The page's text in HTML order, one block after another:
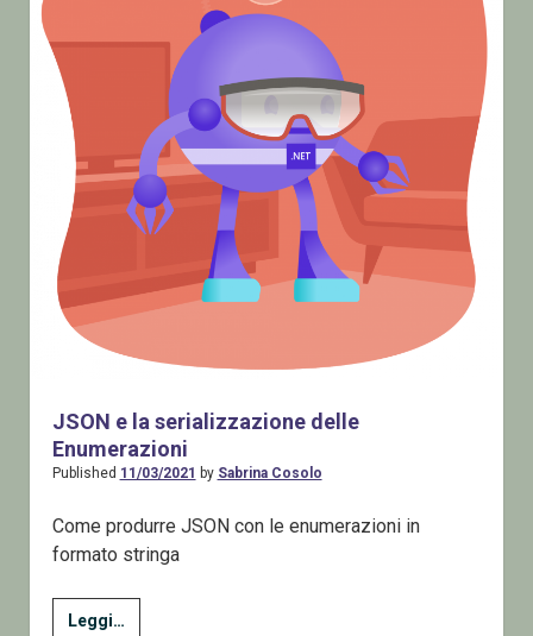
JSON e la serializzazione delle
Enumerazioni
Published 11/03/2021 by Sabrina Cosolo
Come produrre JSON con le enumerazioni in
formato stringa
Leggi…